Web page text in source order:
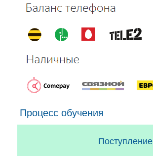
Процесс обучения
Поступление